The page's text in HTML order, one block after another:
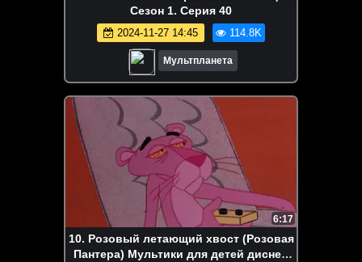
Сезон 1. Серия 40
2024-11-27 14:45 114.8K
Мультпланета
6:17
10. Розовый летающий хвост (Розовая
Пантера) Мультики для детей дисней